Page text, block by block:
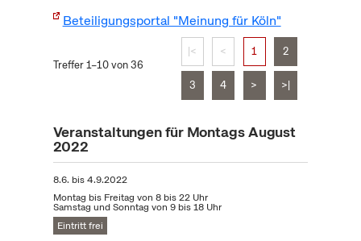
Beteiligungsportal "Meinung für Köln"
Treffer 1–10 von 36
|< < 1 2
3 4 > >|
Veranstaltungen für Montags August
2022
8.6. bis4.9.2022
Montag bis Freitag von 8 bis 22 Uhr
Samstag und Sonntag von 9 bis 18 Uhr
Eintritt frei